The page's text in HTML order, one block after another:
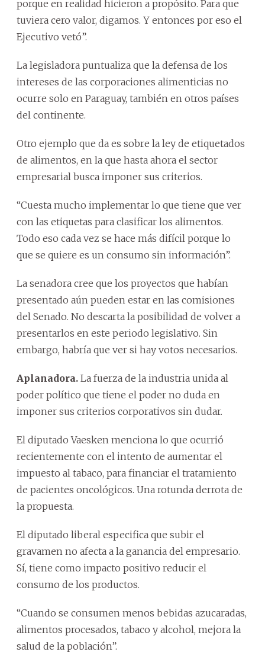
porque en realidad hicieron a propósito. Para que
tuviera cero valor, digamos. Y entonces por eso el
Ejecutivo vetó”.
La legisladora puntualiza que la defensa de los
intereses de las corporaciones alimenticias no
ocurre solo en Paraguay, también en otros países
del continente.
Otro ejemplo que da es sobre la ley de etiquetados
de alimentos, en la que hasta ahora el sector
empresarial busca imponer sus criterios.
“Cuesta mucho implementar lo que tiene que ver
con las etiquetas para clasificar los alimentos.
Todo eso cada vez se hace más difícil porque lo
que se quiere es un consumo sin información”.
La senadora cree que los proyectos que habían
presentado aún pueden estar en las comisiones
del Senado. No descarta la posibilidad de volver a
presentarlos en este periodo legislativo. Sin
embargo, habría que ver si hay votos necesarios.
Aplanadora. La fuerza de la industria unida al
poder político que tiene el poder no duda en
imponer sus criterios corporativos sin dudar.
El diputado Vaesken menciona lo que ocurrió
recientemente con el intento de aumentar el
impuesto al tabaco, para financiar el tratamiento
de pacientes oncológicos. Una rotunda derrota de
la propuesta.
El diputado liberal especifica que subir el
gravamen no afecta a la ganancia del empresario.
Sí, tiene como impacto positivo reducir el
consumo de los productos.
“Cuando se consumen menos bebidas azucaradas,
alimentos procesados, tabaco y alcohol, mejora la
salud de la población”.